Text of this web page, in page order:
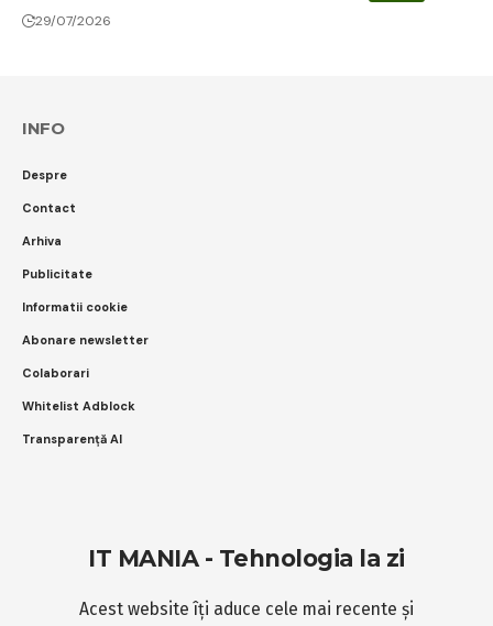
29/07/2026
INFO
Despre
Contact
Arhiva
Publicitate
Informatii cookie
Abonare newsletter
Colaborari
Whitelist Adblock
Transparență AI
IT MANIA - Tehnologia la zi
Acest website îți aduce cele mai recente și